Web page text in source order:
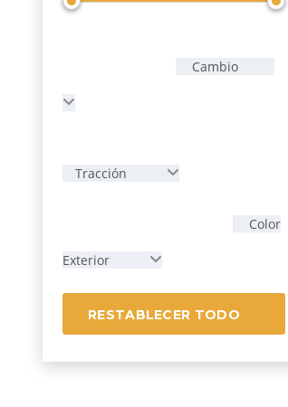
Cambio
Tracción
Color
Exterior
RESTABLECER TODO